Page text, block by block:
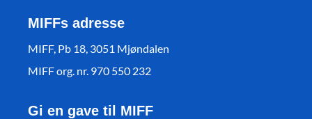
MIFFs adresse
MIFF, Pb 18, 3051 Mjøndalen
MIFF org. nr. 970 550 232
Gi en gave til MIFF